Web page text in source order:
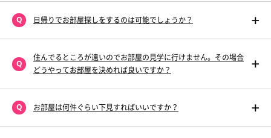
日帰りでお部屋探しをするのは可能でしょうか？
住んでるところが遠いのでお部屋の見学に行けません。その場合
どうやってお部屋を決めれば良いですか？
お部屋は何件ぐらい下見すればいいですか？